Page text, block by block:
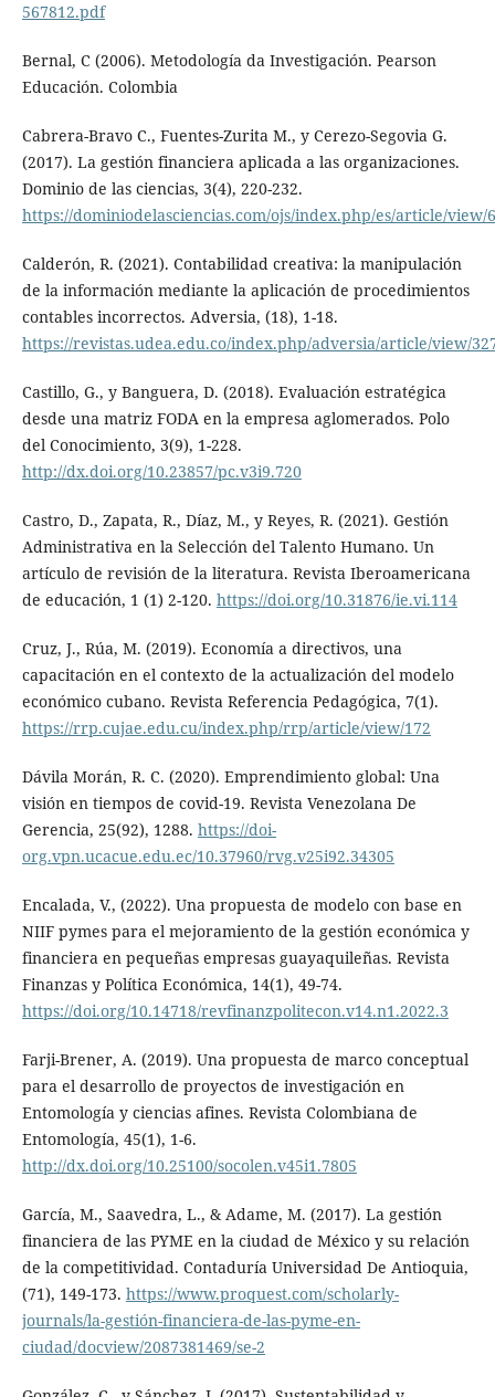
567812.pdf
Bernal, C (2006). Metodología da Investigación. Pearson
Educación. Colombia
Cabrera-Bravo C., Fuentes-Zurita M., y Cerezo-Segovia G.
(2017). La gestión financiera aplicada a las organizaciones.
Dominio de las ciencias, 3(4), 220-232.
https://dominiodelasciencias.com/ojs/index.php/es/article/view/
Calderón, R. (2021). Contabilidad creativa: la manipulación
de la información mediante la aplicación de procedimientos
contables incorrectos. Adversia, (18), 1-18.
https://revistas.udea.edu.co/index.php/adversia/article/view/
Castillo, G., y Banguera, D. (2018). Evaluación estratégica
desde una matriz FODA en la empresa aglomerados. Polo
del Conocimiento, 3(9), 1-228.
http://dx.doi.org/10.23857/pc.v3i9.720
Castro, D., Zapata, R., Díaz, M., y Reyes, R. (2021). Gestión
Administrativa en la Selección del Talento Humano. Un
artículo de revisión de la literatura. Revista Iberoamericana
de educación, 1 (1) 2-120. https://doi.org/10.31876/ie.vi.114
Cruz, J., Rúa, M. (2019). Economía a directivos, una
capacitación en el contexto de la actualización del modelo
económico cubano. Revista Referencia Pedagógica, 7(1).
https://rrp.cujae.edu.cu/index.php/rrp/article/view/172
Dávila Morán, R. C. (2020). Emprendimiento global: Una
visión en tiempos de covid-19. Revista Venezolana De
Gerencia, 25(92), 1288. https://doi-
org.vpn.ucacue.edu.ec/10.37960/rvg.v25i92.34305
Encalada, V., (2022). Una propuesta de modelo con base en
NIIF pymes para el mejoramiento de la gestión económica y
financiera en pequeñas empresas guayaquileñas. Revista
Finanzas y Política Económica, 14(1), 49-74.
https://doi.org/10.14718/revfinanzpolitecon.v14.n1.2022.3
Farji-Brener, A. (2019). Una propuesta de marco conceptual
para el desarrollo de proyectos de investigación en
Entomología y ciencias afines. Revista Colombiana de
Entomología, 45(1), 1-6.
http://dx.doi.org/10.25100/socolen.v45i1.7805
García, M., Saavedra, L., & Adame, M. (2017). La gestión
financiera de las PYME en la ciudad de México y su relación
de la competitividad. Contaduría Universidad De Antioquia,
(71), 149-173. https://www.proquest.com/scholarly-
journals/la-gestión-financiera-de-las-pyme-en-
ciudad/docview/2087381469/se-2